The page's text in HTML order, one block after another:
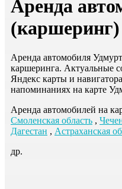
Аренда
Аренда автомобиля
каршеринга. Актуальные
Яндекс карты и
напоминаниях на карте
Аренда автомобилей на
Смоленская область ,
Дагестан , Астраханская
др.